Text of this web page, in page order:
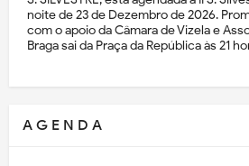
noite de 23 de Dezembro de 2026.
com o apoio da Câmara de Vizela e
Braga sai da Praça da República às 21
A G E N D A